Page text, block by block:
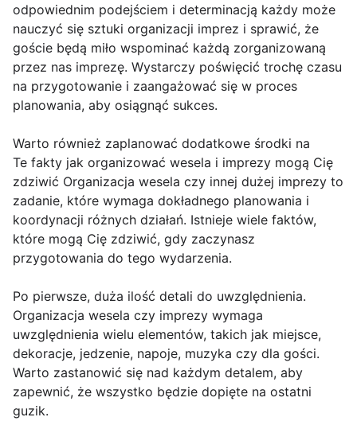
odpowiednim podejściem i determinacją każdy może
nauczyć się sztuki organizacji imprez i sprawić, że
goście będą miło wspominać każdą zorganizowaną
przez nas imprezę. Wystarczy poświęcić trochę czasu
na przygotowanie i zaangażować się w proces
planowania, aby osiągnąć sukces.
Warto również zaplanować dodatkowe środki na
Te fakty jak organizować wesela i imprezy mogą Cię
zdziwić Organizacja wesela czy innej dużej imprezy to
zadanie, które wymaga dokładnego planowania i
koordynacji różnych działań. Istnieje wiele faktów,
które mogą Cię zdziwić, gdy zaczynasz
przygotowania do tego wydarzenia.
Po pierwsze, duża ilość detali do uwzględnienia.
Organizacja wesela czy imprezy wymaga
uwzględnienia wielu elementów, takich jak miejsce,
dekoracje, jedzenie, napoje, muzyka czy dla gości.
Warto zastanowić się nad każdym detalem, aby
zapewnić, że wszystko będzie dopięte na ostatni
guzik.